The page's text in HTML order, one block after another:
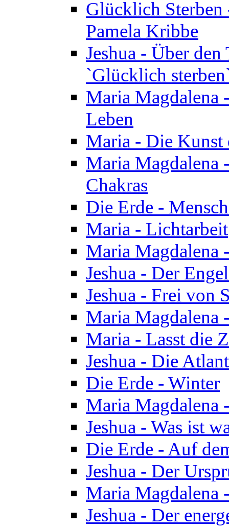
Glücklich
Pamela Kribbe
Jeshua - Über
`Glücklich
Maria Magdalena
Leben
Maria - Die Kunst
Maria Magdalena
Chakras
Die Erde -
Maria - Lichtarbeit
Maria Magdalena
Jeshua - Der
Jeshua - Frei von
Maria Magdalena
Maria - Lasst die
Jeshua - Die
Die Erde - Winter
Maria Magdalena
Jeshua - Was ist
Die Erde - Auf
Jeshua - Der
Maria Magdalena
Jeshua - Der